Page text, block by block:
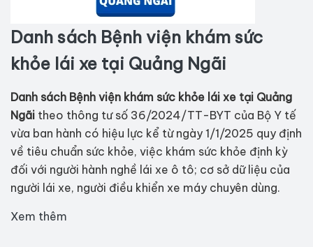
Danh sách Bệnh viện khám sức
khỏe lái xe tại Quảng Ngãi
Danh sách Bệnh viện khám sức khỏe lái xe tại Quảng
Ngãi theo thông tư số 36/2024/TT-BYT của Bộ Y tế
vừa ban hành có hiệu lực kể từ ngày 1/1/2025 quy định
về tiêu chuẩn sức khỏe, việc khám sức khỏe định kỳ
đối với người hành nghề lái xe ô tô; cơ sở dữ liệu của
người lái xe, người điều khiển xe máy chuyên dùng.
Xem thêm